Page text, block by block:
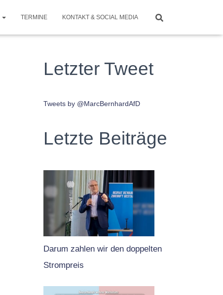
TERMINE KONTAKT & SOCIAL MEDIA
Letzter Tweet
Tweets by @MarcBernhardAfD
Letzte Beiträge
Darum zahlen wir den doppelten
Strompreis